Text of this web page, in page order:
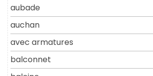
aubade
auchan
avec armatures
balconnet